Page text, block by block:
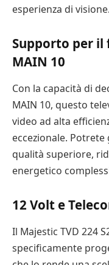
esperienza di visione.
Supporto per il
MAIN 10
Con la capacità di
MAIN 10, questo
video ad alta
eccezionale.
qualità superiore,
energetico
12 Volt e
Il Majestic TVD 224
specificamente